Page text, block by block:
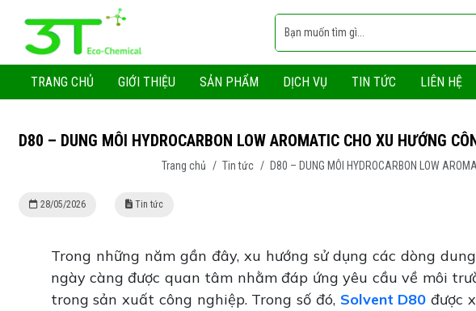
TRANG CHỦ GIỚI THIỆU SẢN PHẨM DỊCH VỤ TIN TỨC LIÊN HỆ
D80 – DUNG MÔI HYDROCARBON LOW AROMATIC CHO XU HƯỚNG
Trang chủ / Tin tức / D80 – DUNG MÔI HYDROCARBON LOW
28/05/2026 Tin tức
Trong những năm gần đây, xu hướng sử dụng các dòng
ngày càng được quan tâm nhằm đáp ứng yêu cầu về môi
trong sản xuất công nghiệp. Trong số đó, Solvent D80 được